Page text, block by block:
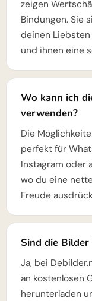
zeigen
Bindungen. Sie
deinen Liebsten
und ihnen eine
Wo kann ich
verwenden?
Die
perfekt für
Instagram oder
wo du eine
Freude
Sind die
Ja, bei
an kostenlosen
herunterladen